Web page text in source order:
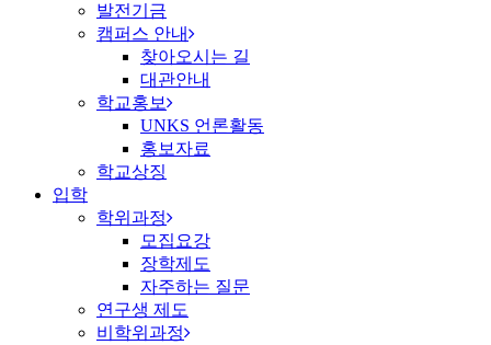
발전기금
캠퍼스 안내
찾아오시는 길
대관안내
학교홍보
UNKS 언론활동
홍보자료
학교상징
입학
학위과정
모집요강
장학제도
자주하는 질문
연구생 제도
비학위과정